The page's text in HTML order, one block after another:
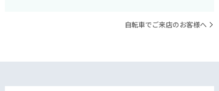
自転車でご来店のお客様へ